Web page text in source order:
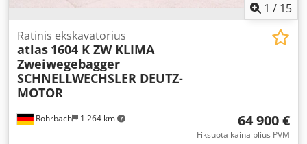
1 / 15
Rohrbach 1 264 km
Ratinis ekskavatorius
atlas 1604 K ZW KLIMA
Zweiwegebagger
SCHNELLWECHSLER DEUTZ-
MOTOR
64 900 €
Fiksuota kaina plius PVM